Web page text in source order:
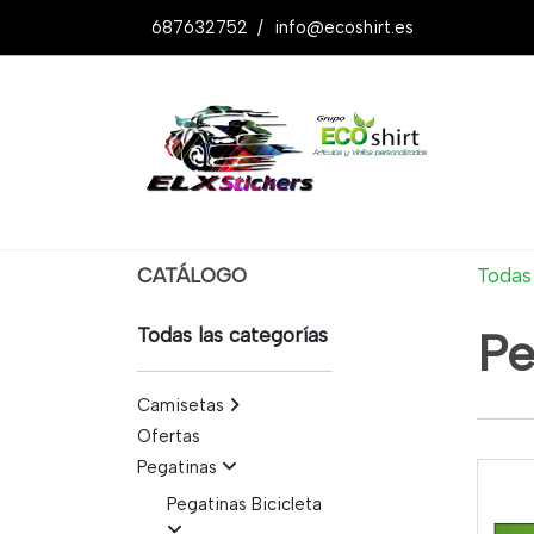
687632752 / info@ecoshirt.es
CATÁLOGO
Todas las categorías
Camisetas
Ofertas
Pegatinas
Pegatinas Bicicleta